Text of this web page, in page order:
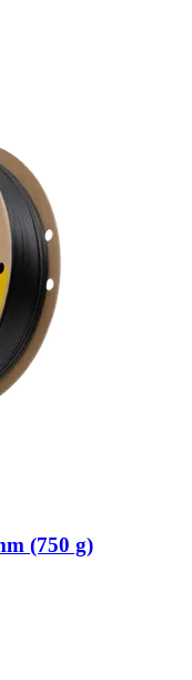
(750 g)